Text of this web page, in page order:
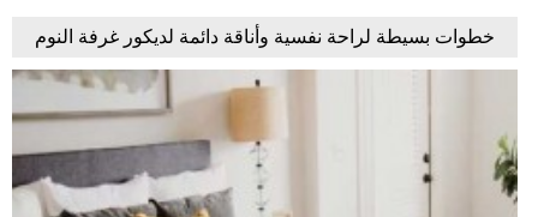
خطوات بسيطة لراحة نفسية وأناقة دائمة لديكور غرفة النوم